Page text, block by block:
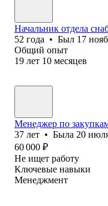
Начальник отдела
52 года • Был 17
Общий опыт
19 лет 10 месяцев
Менеджер по
37 лет • Была 20
60 000 ₽
Не ищет работу
Ключевые навыки
Менеджмент